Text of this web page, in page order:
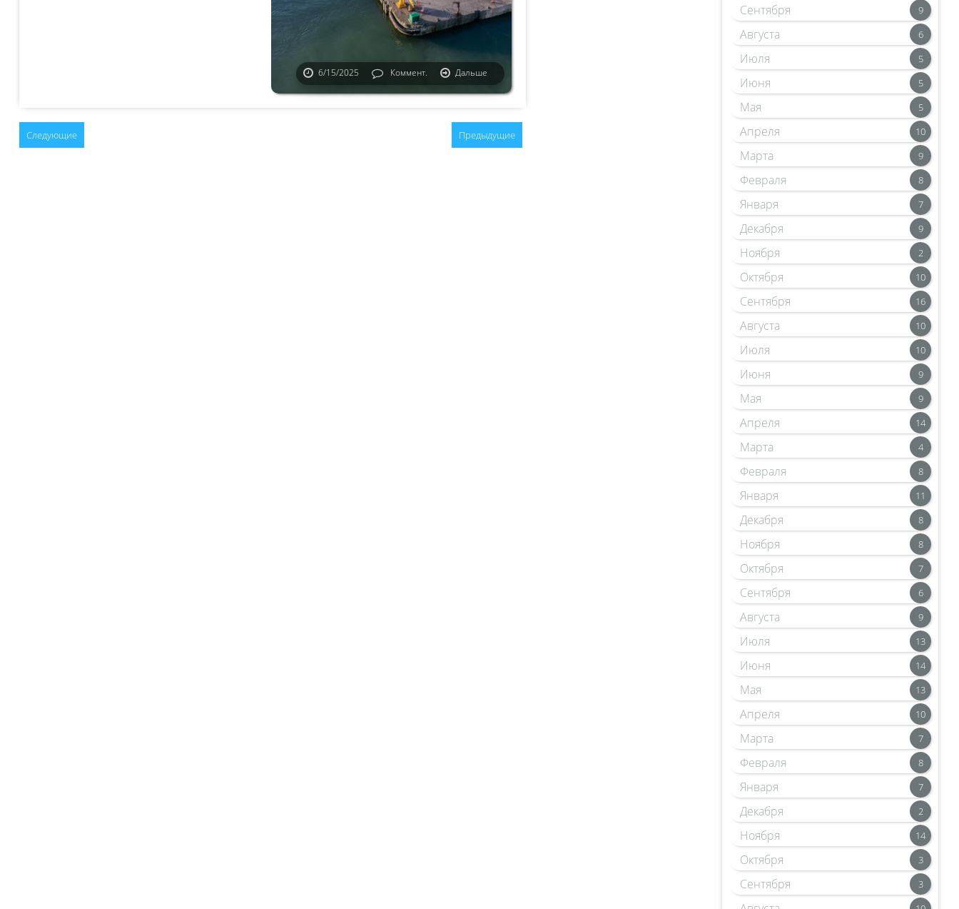
6/15/2025 Коммент. Дальше
Предыдущие
Следующие
Сентября 9
Августа 6
Июля 5
Июня 5
Мая 5
Апреля 10
Марта 9
Февраля 8
Января 7
Декабря 9
Ноября 2
Октября 10
Сентября 16
Августа 10
Июля 10
Июня 9
Мая 9
Апреля 14
Марта 4
Февраля 8
Января 11
Декабря 8
Ноября 8
Октября 7
Сентября 6
Августа 9
Июля 13
Июня 14
Мая 13
Апреля 10
Марта 7
Февраля 8
Января 7
Декабря 2
Ноября 14
Октября 3
Сентября 3